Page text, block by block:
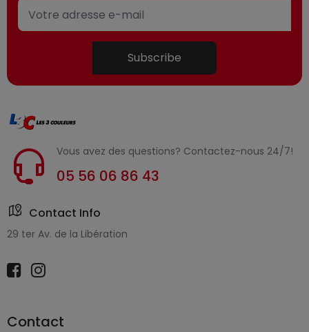
Subscribe
Vous avez des questions? Contactez-nous 24/7!
05 56 06 86 43
Contact Info
29 ter Av. de la Libération
Contact